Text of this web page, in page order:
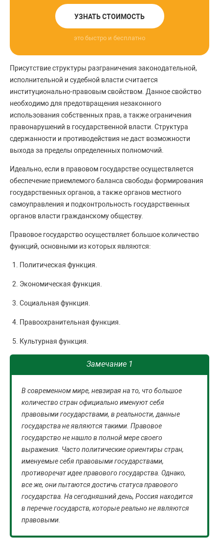
УЗНАТЬ СТОИМОСТЬ
это быстро и бесплатно
Присутствие структуры разграничения законодательной,
исполнительной и судебной власти считается
институционально-правовым свойством. Данное свойство
необходимо для предотвращения незаконного
использования собственных прав, а также ограничения
правонарушений в государственной власти. Структура
сдержанности и противодействия не даст возможности
выхода за пределы определенных полномочий.
Идеально, если в правовом государстве осуществляется
обеспечение приемлемого баланса свободы формирования
государственных органов, а также органов местного
самоуправления и подконтрольность государственных
органов власти гражданскому обществу.
Правовое государство осуществляет большое количество
функций, основными из которых являются:
Политическая функция.
Экономическая функция.
Социальная функция.
Правоохранительная функция.
Культурная функция.
Замечание 1
В современном мире, невзирая на то, что большое
количество стран официально именуют себя
правовыми государствами, в реальности, данные
государства не являются такими. Правовое
государство не нашло в полной мере своего
выражения. Часто политические ориентиры стран,
именуемые себя правовыми государствами,
противоречат идее правового государства. Однако,
все же, они пытаются достичь статуса правового
государства. На сегодняшний день, Россия находится
в перечне государств, которые реально не являются
правовыми.